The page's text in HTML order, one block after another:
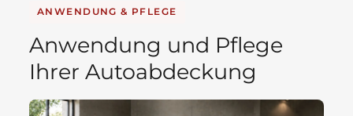
ANWENDUNG & PFLEGE
Anwendung und Pflege
Ihrer Autoabdeckung